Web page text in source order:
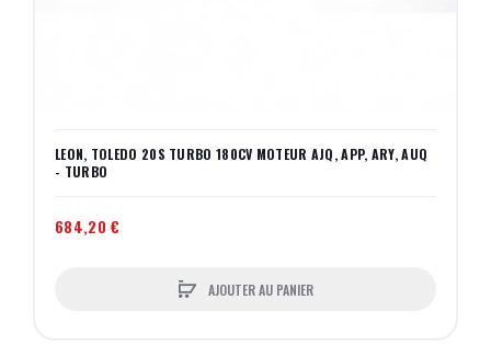
LEON, TOLEDO 20S TURBO 180CV MOTEUR AJQ, APP, ARY, AUQ
- TURBO
684,20 €
AJOUTER AU PANIER